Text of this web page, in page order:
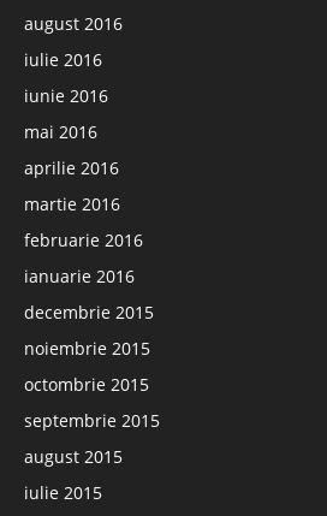
august 2016
iulie 2016
iunie 2016
mai 2016
aprilie 2016
martie 2016
februarie 2016
ianuarie 2016
decembrie 2015
noiembrie 2015
octombrie 2015
septembrie 2015
august 2015
iulie 2015